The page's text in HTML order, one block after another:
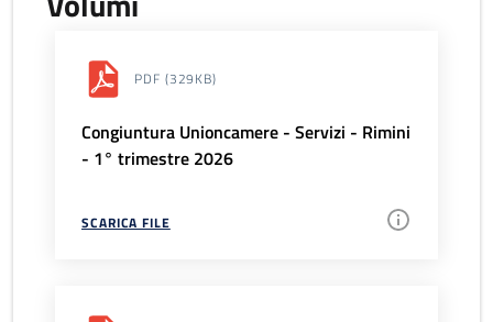
PDF (329KB)
Congiuntura Unioncamere - Servizi - Rimini
- 1° trimestre 2026
SCARICA FILE